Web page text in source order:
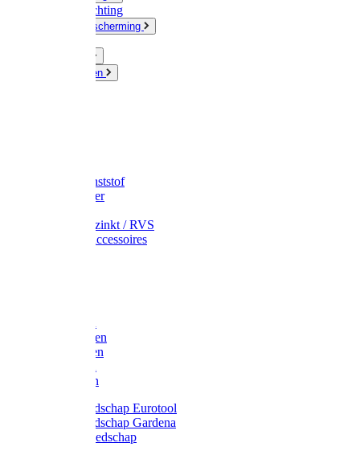
Winkelinrichting
Gelaatsbescherming
Knaagdieren
Emmer kunststof
Schepemmer
Emmer verzinkt / RVS
Regenton accessoires
Gazonharken
Asfaltharken
Hooiharken
Handgereedschap Eurotool
Handgereedschap Gardena
Kindergereedschap